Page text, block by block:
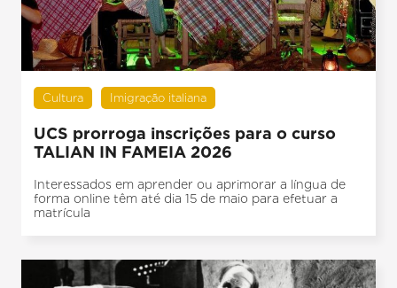
Cultura Imigração italiana
UCS prorroga inscrições para o curso
TALIAN IN FAMEIA 2026
Interessados em aprender ou aprimorar a língua de
forma online têm até dia 15 de maio para efetuar a
matrícula